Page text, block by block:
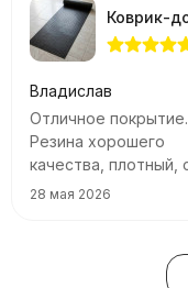
Владислав
Отличное покрытие.
Резина хорошего
качества, плотный, со
своими функциями
28 мая 2026